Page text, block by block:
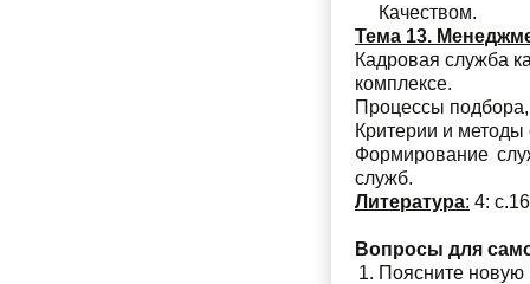
Качеством.
Тема 13.
Кадровая служба
комплексе.
Процессы подбора,
Критерии и методы
Формирование
служб.
Литература: 4:
Вопросы для
Поясните новую